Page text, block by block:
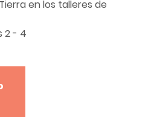
en los talleres de
2 - 4